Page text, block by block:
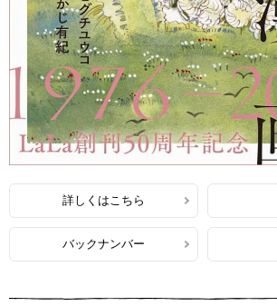
詳しくはこちら
バックナンバー